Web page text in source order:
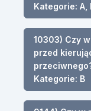
Kategorie: A,
10303) Czy
przed
Kategorie: B